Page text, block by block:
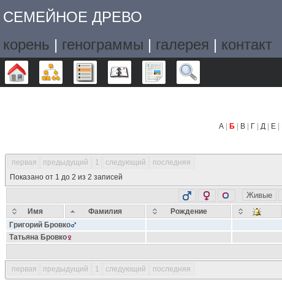
СЕМЕЙНОЕ ДРЕВО
корень | генограммы | галерея | контакт
Дерево Графики Списки Календарь Отчёты
А Б В Г Д Е
первая предыдущий 1 следующий последняя
Показано от 1 до 2 из 2 записей
Живые
Имя Фамилия Рождение
Григорий Бровко
Татьяна Бровко
первая предыдущий 1 следующий последняя